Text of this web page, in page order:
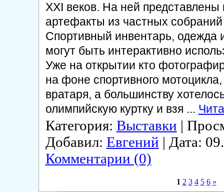
ХХI веков. На ней
артефакты из частных
Спортивный инвентарь, одежда
могут быть интерактивно
Уже на открытии кто
на фоне спортивного мотоцикла,
вратаря, а большинству
олимпийскую куртку и взя ...
Категория: Выставки |
Добавил: Евгений | Дата:
Комментарии (0)
1 2 3 4 5 6 »